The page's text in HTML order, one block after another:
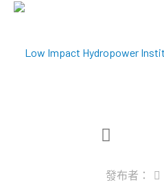
發布者：